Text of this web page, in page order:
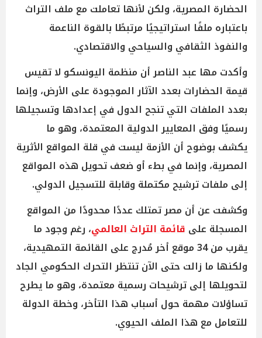
الحضارة المصرية، ولكن لأنها تعاملت مع ملف التراث
باعتباره ملفًا استراتيجيًا مرتبطًا بالقوة الناعمة
والنفوذ الثقافي والسياحي والاقتصادي.
وأكدت مها عبد الناصر أن منظمة اليونسكو لا تقيس
قيمة الحضارات بعدد الآثار الموجودة على الأرض، وإنما
بعدد الملفات التي تنجح الدول في إعدادها وتسجيلها
رسميًا وفق المعايير الدولية المعتمدة، وهو ما
يكشف بوضوح أن الأزمة ليست في قلة المواقع الأثرية
المصرية، وإنما في بطء أو ضعف تحويل هذه المواقع
إلى ملفات ترشيح مكتملة وقابلة للتسجيل الدولي.
وكشفت عن أن مصر تمتلك عددًا محدودًا من المواقع
المسجلة على قائمة التراث العالمي، رغم وجود ما
يقرب من 34 موقع أخر مُدرج على القائمة التمهيدية،
ولكنها ما زالت حتى الآن تنتظر التحرك الحكومي الجاد
لتحويلها إلى ترشيحات رسمية معتمدة، وهو ما يطرح
تساؤلات مهمة حول أسباب هذا التأخر، وخطة الدولة
للتعامل مع هذا الملف الحيوي.